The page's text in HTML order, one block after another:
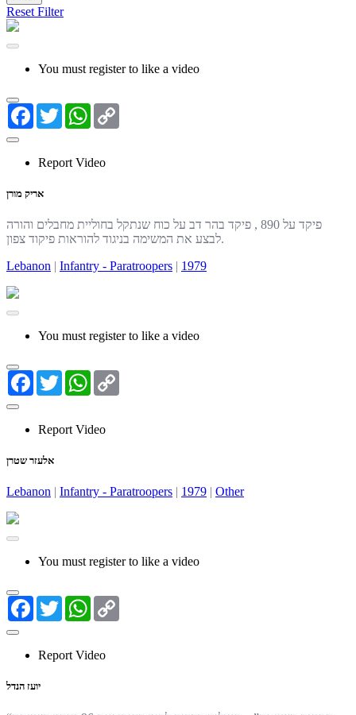
Reset Filter
You must register to like a video
Facebook
TwitterWhatsApp
Report Video
אריק מורן
פיקד על 890 , פיקד בהר דב על כוח שנתקל בחוליית מחבלים והורה
לבצע את המשימה בניגוד להוראות פיקוד צפון.
Lebanon | Infantry - Paratroopers | 1979
You must register to like a video
Facebook
TwitterWhatsApp
Report Video
אלעזר שטרן
Lebanon | Infantry - Paratroopers | 1979 | Other
You must register to like a video
Facebook
TwitterWhatsApp
Report Video
יועז הנדל